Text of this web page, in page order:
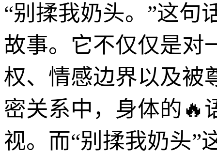
“别揉我奶头。”这句
故事。它不仅仅是对
权、情感边界以及被
密关系中，身体的🔥
视。而“别揉我奶头”